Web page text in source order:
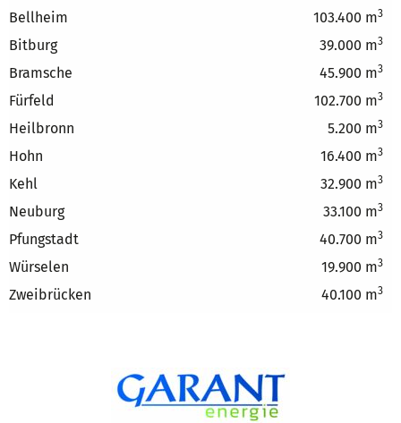
Bellheim 103.400 m3
Bitburg 39.000 m3
Bramsche 45.900 m3
Fürfeld 102.700 m3
Heilbronn 5.200 m3
Hohn 16.400 m3
Kehl 32.900 m3
Neuburg 33.100 m3
Pfungstadt 40.700 m3
Würselen 19.900 m3
Zweibrücken 40.100 m3